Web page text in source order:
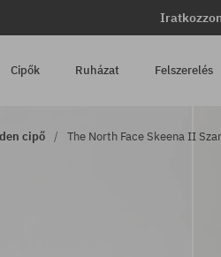
Cipők Ruházat Felszerelés
cipő The North Face Skeena II